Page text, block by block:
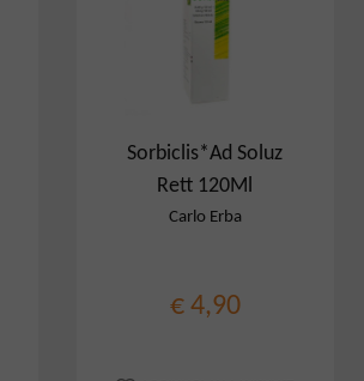
Sorbiclis*Ad Soluz
Rett 120Ml
Carlo Erba
€ 4,90